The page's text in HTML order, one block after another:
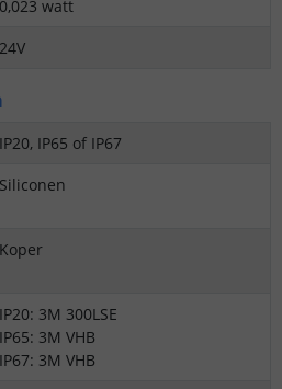
0,023 watt
24V
IP20, IP65 of IP67
Siliconen
Koper
IP20: 3M 300LSE
IP65: 3M VHB
IP67: 3M VHB